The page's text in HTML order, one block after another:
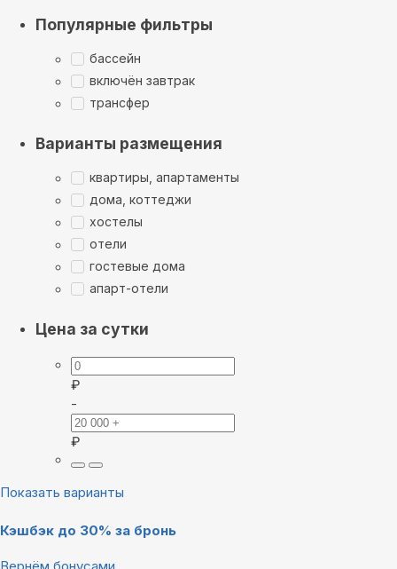
Популярные фильтры
бассейн
включён завтрак
трансфер
Варианты размещения
квартиры, апартаменты
дома, коттеджи
хостелы
отели
гостевые дома
апарт-отели
Цена за сутки
₽
-
₽
Показать варианты
Кэшбэк до 30% за бронь